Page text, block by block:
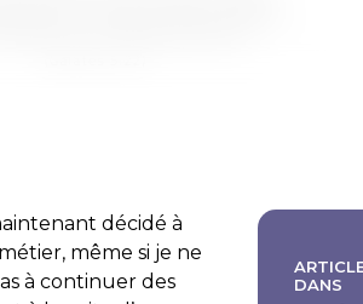
décidé à
même si je ne
à continuer des
DANS